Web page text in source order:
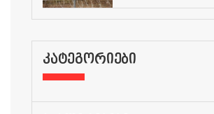
ᲙᲐᲢᲔᲒᲝᲠᲘᲔᲑᲘ